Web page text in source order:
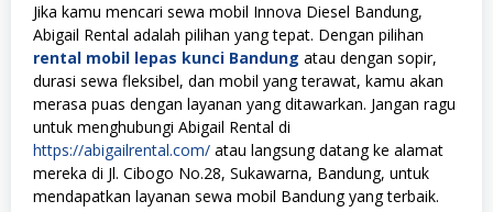
Jika kamu mencari sewa mobil Innova Diesel Bandung,
Abigail Rental adalah pilihan yang tepat. Dengan pilihan
rental mobil lepas kunci Bandung atau dengan sopir,
durasi sewa fleksibel, dan mobil yang terawat, kamu akan
merasa puas dengan layanan yang ditawarkan. Jangan ragu
untuk menghubungi Abigail Rental di
https://abigailrental.com/ atau langsung datang ke alamat
mereka di Jl. Cibogo No.28, Sukawarna, Bandung, untuk
mendapatkan layanan sewa mobil Bandung yang terbaik.